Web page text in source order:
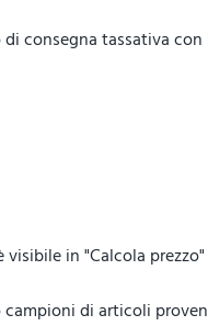
di consegna tassativa
in "Calcola
campioni di articoli